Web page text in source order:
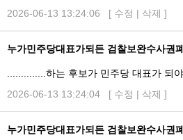
2026-06-13 13:24:06 [ 수정 | 삭제 ]
누가민주당대표가되든 검찰보완수사권
..............하는 후보가 민주당 대표가 되
2026-06-13 13:24:04 [ 수정 | 삭제 ]
누가민주당대표가되든 검찰보완수사권